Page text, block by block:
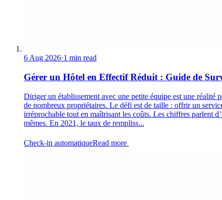
6 Aug 2026·1 min read
Gérer un Hôtel en Effectif Réduit : Guide de
Diriger un établissement avec une petite équipe est une réalité
de nombreux propriétaires. Le défi est de taille : offrir un
irréprochable tout en maîtrisant les coûts. Les chiffres parlent
mêmes. En 2021, le taux de rempliss...
Check-in automatiqueRead more